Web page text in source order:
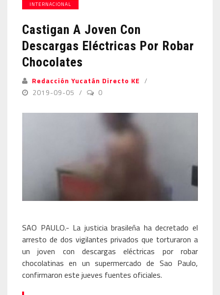
INTERNACIONAL
Castigan A Joven Con
Descargas Eléctricas Por Robar
Chocolates
Redacción Yucatán Directo KE
2019-09-05
0
SAO PAULO.- La justicia brasileña ha decretado el
arresto de dos vigilantes privados que torturaron a
un joven con descargas eléctricas por robar
chocolatinas en un supermercado de Sao Paulo,
confirmaron este jueves fuentes oficiales.